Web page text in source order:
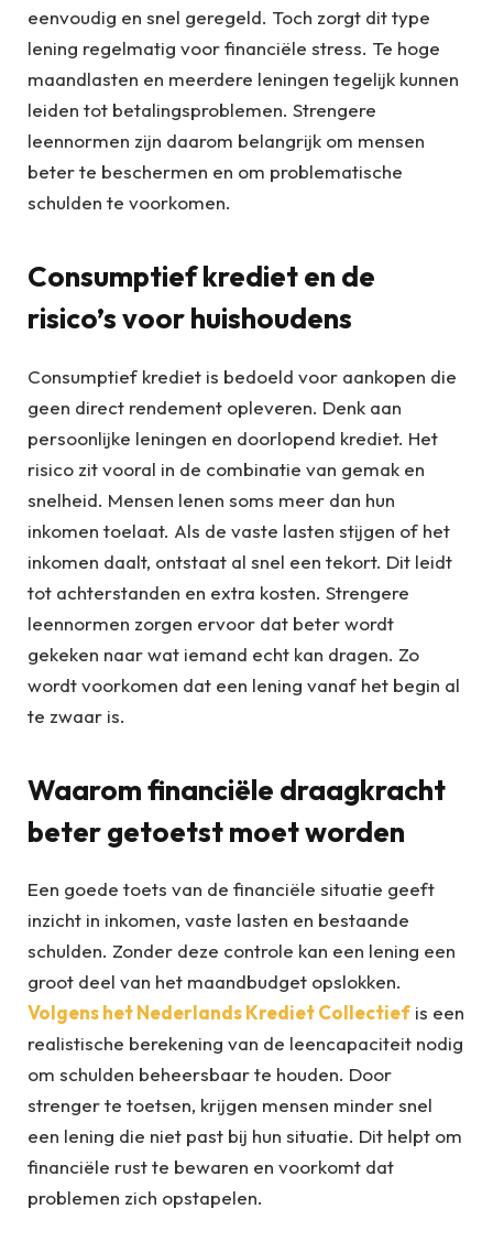
eenvoudig en snel geregeld. Toch zorgt dit type
lening regelmatig voor financiële stress. Te hoge
maandlasten en meerdere leningen tegelijk kunnen
leiden tot betalingsproblemen. Strengere
leennormen zijn daarom belangrijk om mensen
beter te beschermen en om problematische
schulden te voorkomen.
Consumptief krediet en de
risico’s voor huishoudens
Consumptief krediet is bedoeld voor aankopen die
geen direct rendement opleveren. Denk aan
persoonlijke leningen en doorlopend krediet. Het
risico zit vooral in de combinatie van gemak en
snelheid. Mensen lenen soms meer dan hun
inkomen toelaat. Als de vaste lasten stijgen of het
inkomen daalt, ontstaat al snel een tekort. Dit leidt
tot achterstanden en extra kosten. Strengere
leennormen zorgen ervoor dat beter wordt
gekeken naar wat iemand echt kan dragen. Zo
wordt voorkomen dat een lening vanaf het begin al
te zwaar is.
Waarom financiële draagkracht
beter getoetst moet worden
Een goede toets van de financiële situatie geeft
inzicht in inkomen, vaste lasten en bestaande
schulden. Zonder deze controle kan een lening een
groot deel van het maandbudget opslokken.
Volgens het Nederlands Krediet Collectief is een
realistische berekening van de leencapaciteit nodig
om schulden beheersbaar te houden. Door
strenger te toetsen, krijgen mensen minder snel
een lening die niet past bij hun situatie. Dit helpt om
financiële rust te bewaren en voorkomt dat
problemen zich opstapelen.